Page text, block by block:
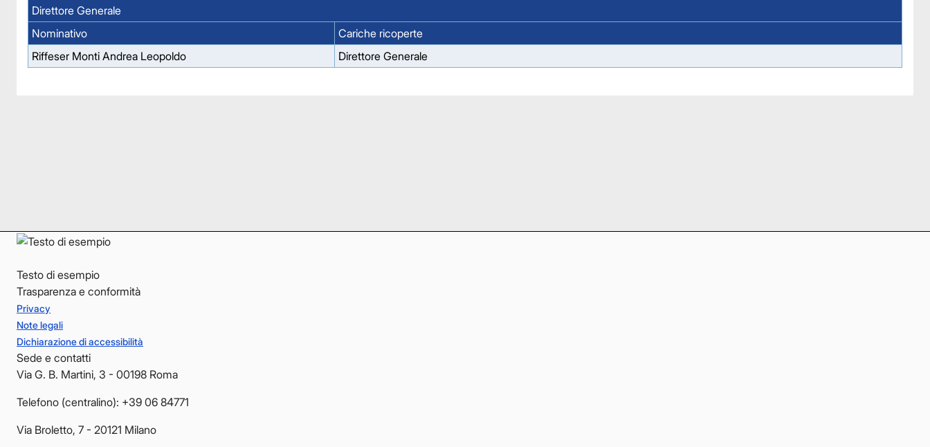
Direttore Generale
Nominativo
Cariche ricoperte
Riffeser Monti Andrea Leopoldo
Direttore Generale
Testo di esempio
Trasparenza e conformità
Privacy
Note legali
Dichiarazione di accessibilità
Sede e contatti
Via G. B. Martini, 3 - 00198 Roma
Telefono (centralino): +39 06 84771
Via Broletto, 7 - 20121 Milano